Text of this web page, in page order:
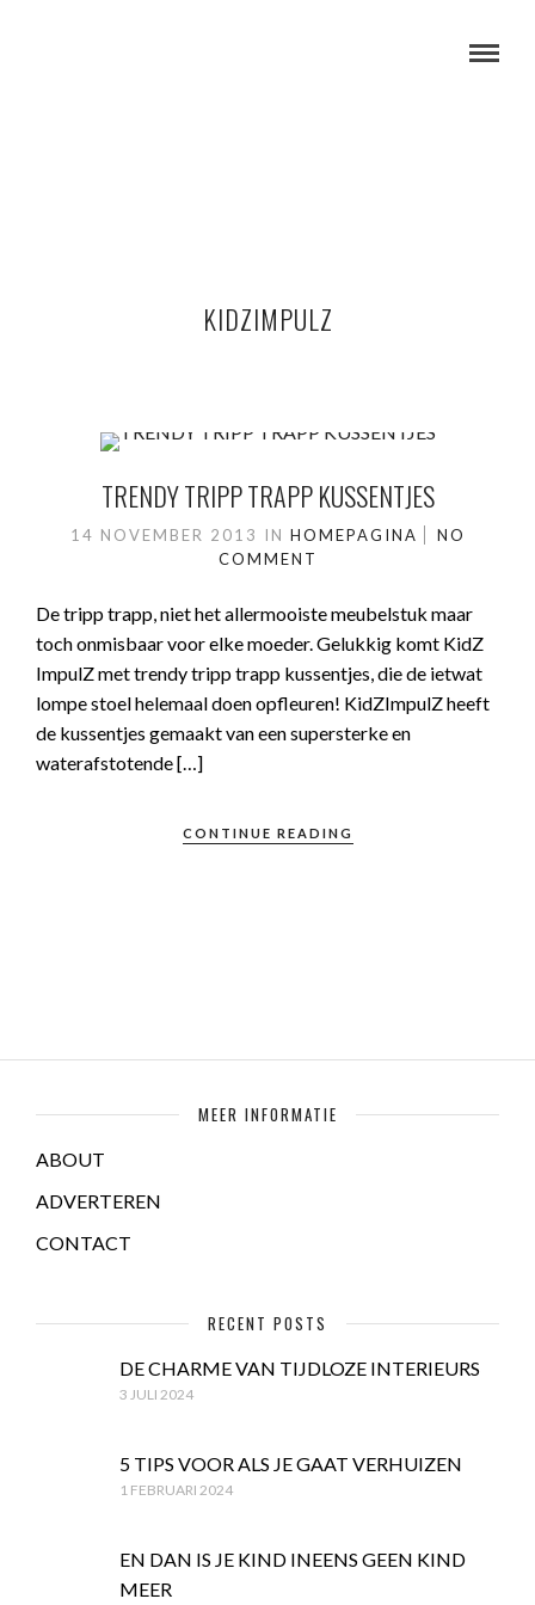
KIDZIMPULZ
TRENDY TRIPP TRAPP KUSSENTJES
14 NOVEMBER 2013 IN HOMEPAGINA
NO
COMMENT
De tripp trapp, niet het allermooiste meubelstuk maar
toch onmisbaar voor elke moeder. Gelukkig komt KidZ
ImpulZ met trendy tripp trapp kussentjes, die de ietwat
lompe stoel helemaal doen opfleuren! KidZImpulZ heeft
de kussentjes gemaakt van een supersterke en
waterafstotende […]
CONTINUE READING
MEER INFORMATIE
ABOUT
ADVERTEREN
CONTACT
RECENT POSTS
DE CHARME VAN TIJDLOZE INTERIEURS
3 JULI 2024
5 TIPS VOOR ALS JE GAAT VERHUIZEN
1 FEBRUARI 2024
EN DAN IS JE KIND INEENS GEEN KIND
MEER